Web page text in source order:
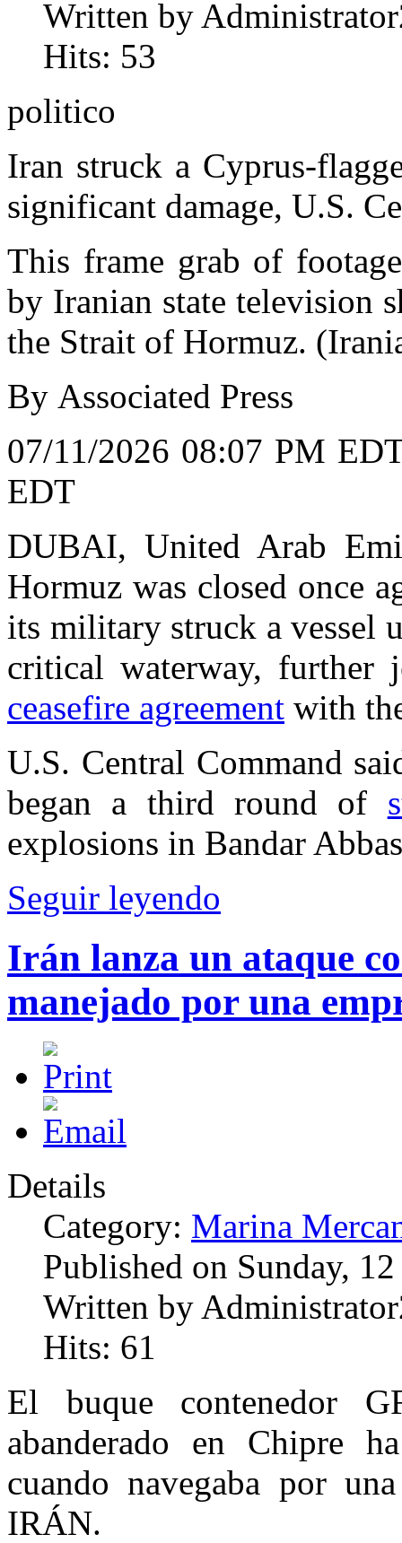
Written by
Hits: 53
politico
Iran struck a Cyprus-
significant damage, U.S.
This frame grab of
by Iranian state television
the Strait of Hormuz.
By Associated Press
07/11/2026 08:07 PM
EDT
DUBAI, United Arab
Hormuz was closed once
its military struck a vessel
critical waterway, further
ceasefire agreement with
U.S. Central Command
began a third round of
explosions in Bandar
Seguir leyendo
Irán lanza un ataque
manejado por una
Details
Category: Marina
Published on Sunday,
Written by
Hits: 61
El buque contenedor
abanderado en Chipre
cuando navegaba por
IRÁN.